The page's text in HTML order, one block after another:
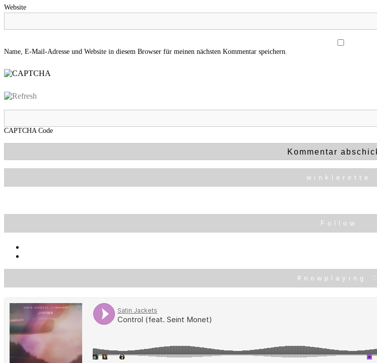
Website
Name, E-Mail-Adresse und Website in diesem Browser für meinen nächsten Kommentar speichern.
CAPTCHA Code
winklerette
Follow
#nowplaying ♡